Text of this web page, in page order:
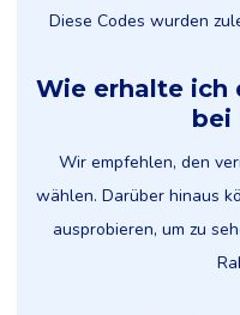
Diese Codes wurden
Wie erhalte ich
bei
Wir empfehlen, den
wählen. Darüber hinaus
ausprobieren, um zu